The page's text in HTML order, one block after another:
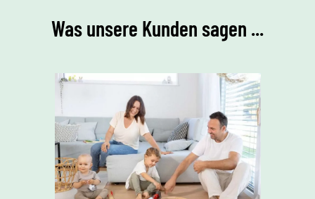
Was unsere Kunden sagen ...